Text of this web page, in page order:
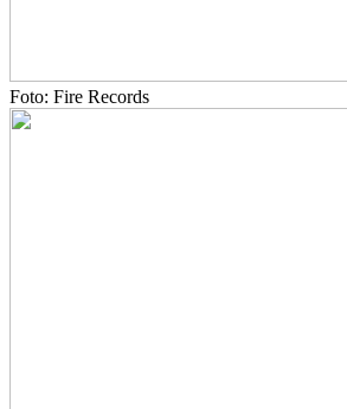
Foto: Fire Records